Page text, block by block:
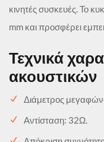
κινητές συσκευές. Το
mm και προσφέρει
Τεχνικά
ακουστικών
Διάμετρος
Αντίσταση: 32Ω.